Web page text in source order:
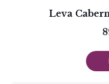
Leva